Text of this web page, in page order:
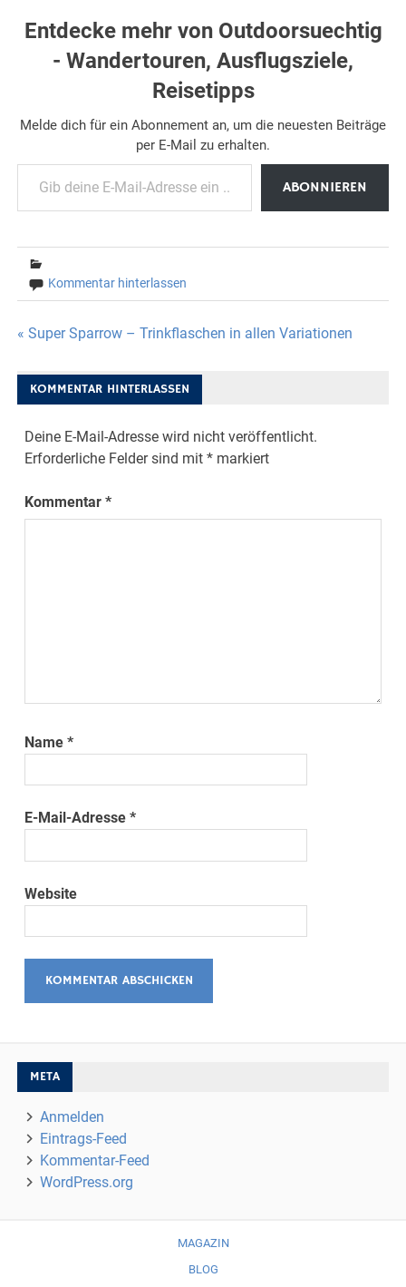
Entdecke mehr von Outdoorsuechtig
- Wandertouren, Ausflugsziele,
Reisetipps
Melde dich für ein Abonnement an, um die neuesten Beiträge
per E-Mail zu erhalten.
Gib deine E-Mail-Adresse ein ...
ABONNIEREN
Kommentar hinterlassen
Beitragsnavigation
« Super Sparrow – Trinkflaschen in allen Variationen
KOMMENTAR HINTERLASSEN
Deine E-Mail-Adresse wird nicht veröffentlicht.
Erforderliche Felder sind mit* markiert
Kommentar*
Name*
E-Mail-Adresse*
Website
META
Anmelden
Eintrags-Feed
Kommentar-Feed
WordPress.org
MAGAZIN
BLOG